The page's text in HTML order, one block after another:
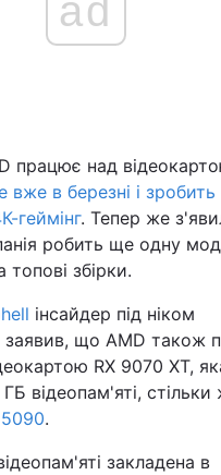
ad
працює над
вже в березні і зробить
геймінг. Тепер же
робить ще одну
топові збірки.
інсайдер під ніком
заявив, що AMD також
RX 9070 XT,
відеопам'яті, стільки
5090.
закладена в